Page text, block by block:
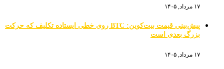
۱۷ مرداد, ۱۴۰۵
پیش‌بینی قیمت بیت‌کوین: BTC روی خطی ایستاده تکلیف که حرکت
بزرگ بعدی است
۱۷ مرداد, ۱۴۰۵